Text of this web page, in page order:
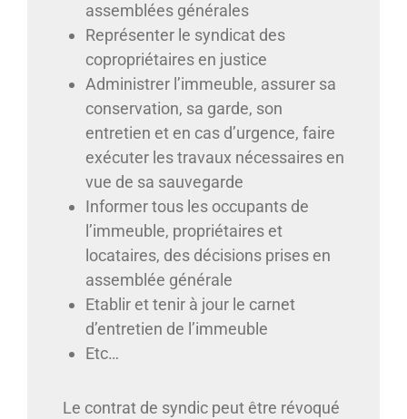
assemblées générales
Représenter le syndicat des
copropriétaires en justice
Administrer l’immeuble, assurer sa
conservation, sa garde, son
entretien et en cas d’urgence, faire
exécuter les travaux nécessaires en
vue de sa sauvegarde
Informer tous les occupants de
l’immeuble, propriétaires et
locataires, des décisions prises en
assemblée générale
Etablir et tenir à jour le carnet
d’entretien de l’immeuble
Etc…
Le contrat de syndic peut être révoqué